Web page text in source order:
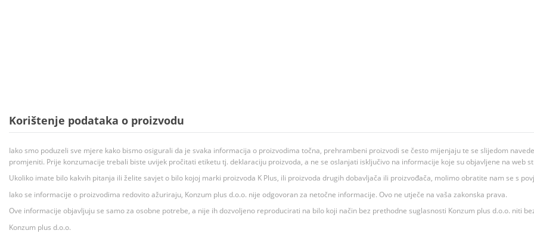
Korištenje podataka o proizvodu
Iako smo poduzeli sve mjere kako bismo osigurali da je svaka informacija o proizvodima točna, prehrambeni proizvodi se često mijenjaju te se slijedom
promjeniti. Prije konzumacije trebali biste uvijek pročitati etiketu tj. deklaraciju proizvoda, a ne se oslanjati isključivo na informacije koje su objavljene na web
Ukoliko imate bilo kakvih pitanja ili želite savjet o bilo kojoj marki proizvoda K Plus, ili proizvoda drugih dobavljača ili proizvođača, molimo obratite nam se s
Iako se informacije o proizvodima redovito ažuriraju, Konzum plus d.o.o. nije odgovoran za netočne informacije. Ovo ne utječe na vaša zakonska prava.
Ove informacije objavljuju se samo za osobne potrebe, a nije ih dozvoljeno reproducirati na bilo koji način bez prethodne suglasnosti Konzum plus d.o.o. niti
Konzum plus d.o.o.